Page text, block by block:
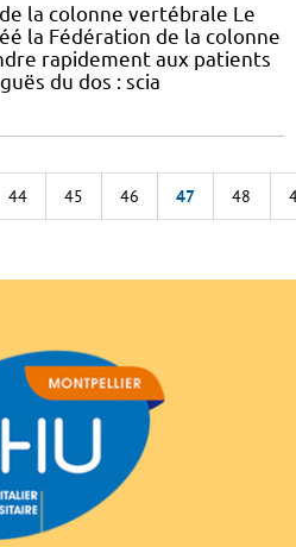
la colonne vertébrale Le
la Fédération de la colonne
rapidement aux patients
du dos : scia
44 45 46 47 48